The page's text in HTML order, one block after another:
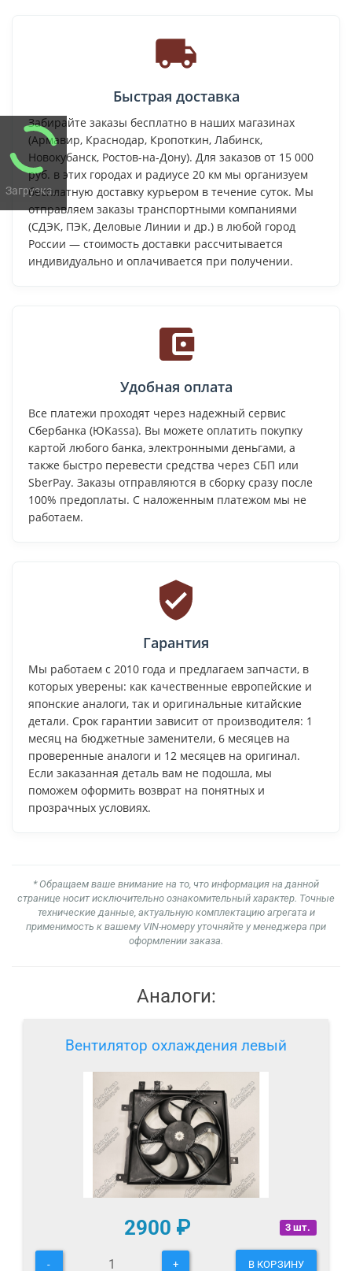
Загрузка...
Быстрая доставка
Забирайте заказы бесплатно в наших магазинах
(Армавир, Краснодар, Кропоткин, Лабинск,
Новокубанск, Ростов-на-Дону). Для заказов от 15 000
руб. в этих городах и радиусе 20 км мы организуем
бесплатную доставку курьером в течение суток. Мы
отправляем заказы транспортными компаниями
(СДЭК, ПЭК, Деловые Линии и др.) в любой город
России — стоимость доставки рассчитывается
индивидуально и оплачивается при получении.
Удобная оплата
Все платежи проходят через надежный сервис
Сбербанка (ЮKassa). Вы можете оплатить покупку
картой любого банка, электронными деньгами, а
также быстро перевести средства через СБП или
SberPay. Заказы отправляются в сборку сразу после
100% предоплаты. С наложенным платежом мы не
работаем.
Гарантия
Мы работаем с 2010 года и предлагаем запчасти, в
которых уверены: как качественные европейские и
японские аналоги, так и оригинальные китайские
детали. Срок гарантии зависит от производителя: 1
месяц на бюджетные заменители, 6 месяцев на
проверенные аналоги и 12 месяцев на оригинал.
Если заказанная деталь вам не подошла, мы
поможем оформить возврат на понятных и
прозрачных условиях.
* Обращаем ваше внимание на то, что информация на данной
странице носит исключительно ознакомительный характер. Точные
технические данные, актуальную комплектацию агрегата и
применимость к вашему VIN-номеру уточняйте у менеджера при
оформлении заказа.
Аналоги:
Вентилятор охлаждения левый
3 шт.
2900 ₽
- + В КОРЗИНУ